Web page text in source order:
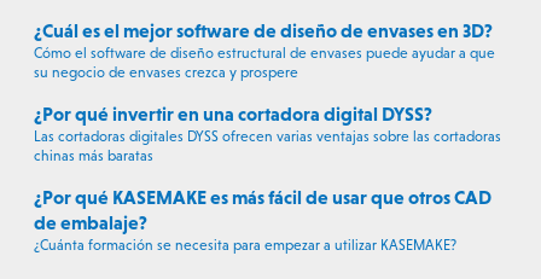
¿Cuál es el mejor software de diseño de envases en 3D?
Cómo el software de diseño estructural de envases puede ayudar a que
su negocio de envases crezca y prospere
¿Por qué invertir en una cortadora digital DYSS?
Las cortadoras digitales DYSS ofrecen varias ventajas sobre las cortadoras
chinas más baratas
¿Por qué KASEMAKE es más fácil de usar que otros CAD
de embalaje?
¿Cuánta formación se necesita para empezar a utilizar KASEMAKE?